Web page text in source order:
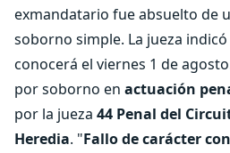
exmandatario fue absuelto de
soborno simple. La jueza
conocerá el viernes 1 de
por soborno en actuación
por la jueza 44 Penal del
Heredia. "Fallo de carácter